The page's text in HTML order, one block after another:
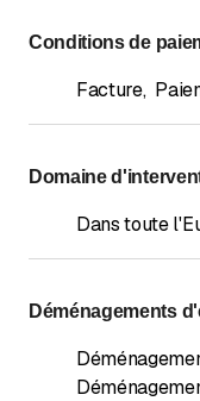
Conditions de
Facture,
Domaine
Dans toute
Déménagements